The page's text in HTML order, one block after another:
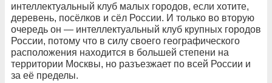
интеллектуальный клуб малых городов, если хотите,
деревень, посёлков и сёл России. И только во вторую
очередь он — интеллектуальный клуб крупных городов
России, потому что в силу своего географического
расположения находится в большей степени на
территории Москвы, но разъезжает по всей России и
за её пределы.